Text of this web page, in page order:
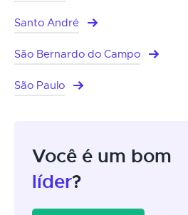
Santo André
São Bernardo do Campo
São Paulo
Você é um bom
líder?